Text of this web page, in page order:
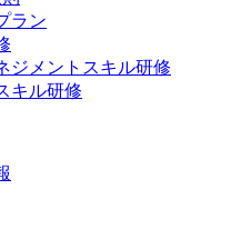
ラン
ジメントスキル研修
キル研修